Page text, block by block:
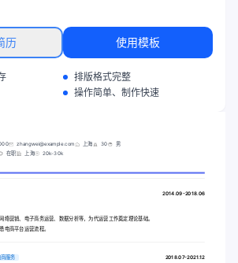
历 使用模板
排版格式完整
操作简单、制作快速
zhangwei@example.com 上海 30 男
在职 上海 20k-30k
2014.09-2018.06
络营销、电子商务运营、数据分析等，为代运营工作奠定理论基础。
电商平台运营流程。
商服务
2018.07-2021.12